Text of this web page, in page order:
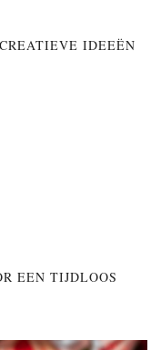
IDEEËN
EEN TIJDLOOS